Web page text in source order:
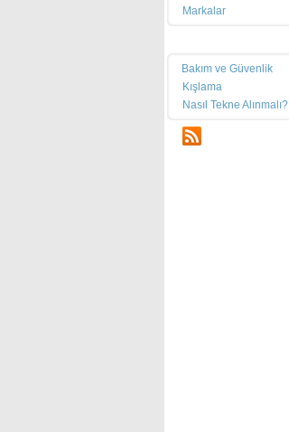
Markalar
Bakım ve Güvenlik
Kışlama
Nasıl Tekne Alınmalı?